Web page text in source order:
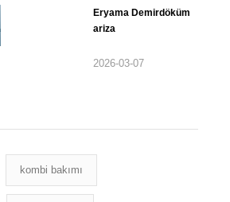
Eryama Demirdöküm
ariza
2026-03-07
kombi bakımı